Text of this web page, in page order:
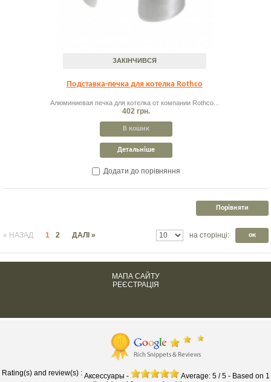
ЗАКІНЧИВСЯ
Подставка-печка для котелка Rothco
Алюминиевая печка для котелка от компании Rothco...
402 грн.
В кошик
Детальніше
Додати до порівняння
« НАЗАД 1 2 ДАЛІ » ок
на сторінці:
МАПА САЙТУ
РЕЄСТРАЦІЯ
Rating(s) and review(s) : Аксессуары - Average: 5/5- Based on 1